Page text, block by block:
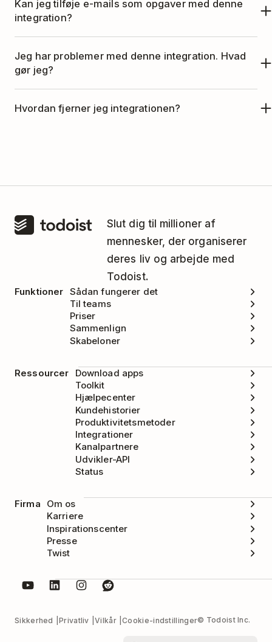
Kan jeg tilføje e-mails som opgaver med denne
integration?
abonnement, kan duvideresende e-mails til
Jeg har problemer med denne integration. Hvad
gør jeg?
Kontakt Mailbirds support-teamfor hjælp.
Hvordan fjerner jeg integrationen?
venstre i Mailbird.
Todoist.
Klik på afkrydsningsfeltet for at deaktivere
Slut dig til millioner af
mennesker, der organiserer
deres liv og arbejde med
Todoist.
Funktioner Sådan fungerer det
Til teams
Priser
Sammenlign
Skabeloner
Ressourcer
Download apps
Toolkit
Hjælpecenter
Kundehistorier
Produktivitetsmetoder
Integrationer
Kanalpartnere
Udvikler-API
Status
Firma
Om os
Karriere
Inspirationscenter
Presse
Twist
Sikkerhed Privatliv Vilkår Cookie-indstillinger© Todoist Inc.